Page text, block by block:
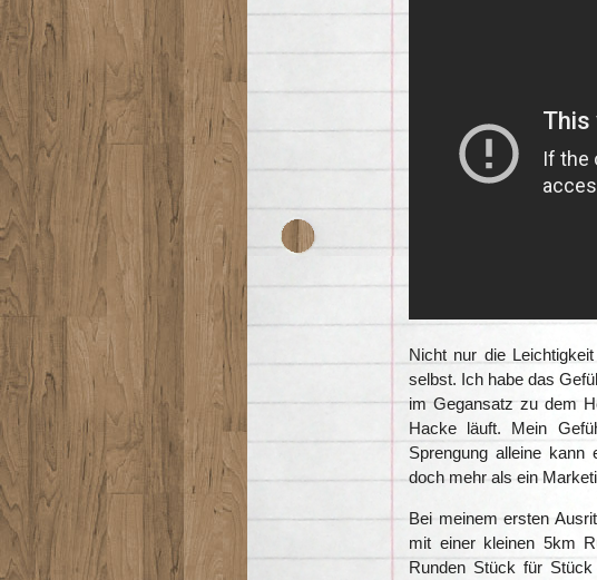
Nicht nur die
selbst. Ich habe das
im Gegansatz zu dem
Hacke läuft. Mein
Sprengung alleine kann
doch mehr als ein
Bei meinem ersten
mit einer kleinen 5km
Runden Stück für